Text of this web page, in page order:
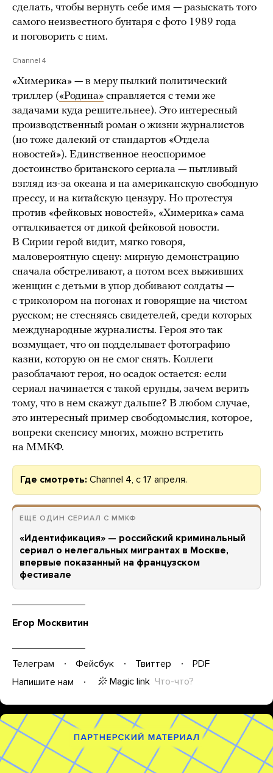
сделать, чтобы вернуть себе имя — разыскать того
самого неизвестного бунтаря с фото 1989 года
и поговорить с ним.
Channel 4
«Химерика» — в меру пылкий политический
триллер («Родина» справляется с теми же
задачами куда решительнее). Это интересный
производственный роман о жизни журналистов
(но тоже далекий от стандартов «Отдела
новостей»). Единственное неоспоримое
достоинство британского сериала — пытливый
взгляд из-за океана и на американскую свободную
прессу, и на китайскую цензуру. Но протестуя
против «фейковых новостей», «Химерика» сама
отталкивается от дикой фейковой новости.
В Сирии герой видит, мягко говоря,
маловероятную сцену: мирную демонстрацию
сначала обстреливают, а потом всех выживших
женщин с детьми в упор добивают солдаты —
с триколором на погонах и говорящие на чистом
русском; не стесняясь свидетелей, среди которых
международные журналисты. Героя это так
возмущает, что он подделывает фотографию
казни, которую он не смог снять. Коллеги
разоблачают героя, но осадок остается: если
сериал начинается с такой ерунды, зачем верить
тому, что в нем скажут дальше? В любом случае,
это интересный пример свободомыслия, которое,
вопреки скепсису многих, можно встретить
на ММКФ.
Где смотреть: Channel 4, c 17 апреля.
ЕЩЕ ОДИН СЕРИАЛ С ММКФ
«Идентификация» — российский криминальный
сериал о нелегальных мигрантах в Москве,
впервые показанный на французском
фестивале
Егор Москвитин
Телеграм Фейсбук Твиттер
PDF
Напишите нам
Magic link Что-что?